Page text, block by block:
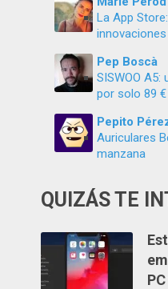
La App
Pep Boscà
SISWOO A5:
por solo 89 €
Pepito
Auriculares
manzana
QUIZÁS TE